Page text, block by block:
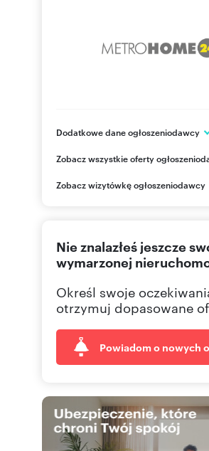
Dodatkowe dane ogłoszeniodawcy
Warszawa
PL
222990 Pokaż
668 84 Pokaż
Zobacz wszystkie oferty
Zobacz wizytówkę ogłoszeniodawcy
Nie znalazłeś jeszcze
wymarzonej
Określ swoje
otrzymuj dopasowane
Powiadom o nowych